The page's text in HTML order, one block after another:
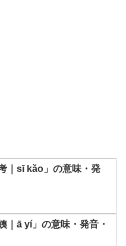
｜sī kǎo」の意味・発
｜ā yí」の意味・発音・